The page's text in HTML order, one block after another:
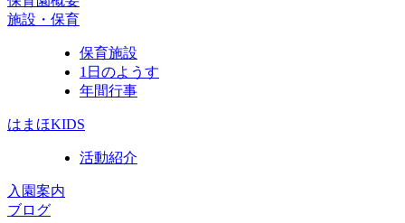
施設・保育
保育施設
1日のようす
年間行事
はまほKIDS
活動紹介
入園案内
ブログ